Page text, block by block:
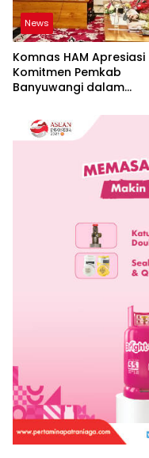
News
Komnas HAM Apresiasi
Komitmen Pemkab
Banyuwangi dalam
Hak Asasi Manusia